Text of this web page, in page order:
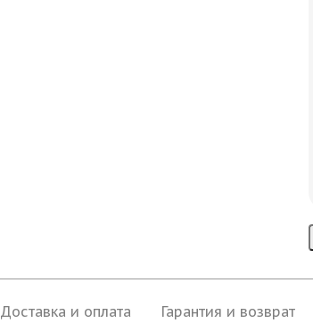
Доставка и оплата Гарантия и возврат